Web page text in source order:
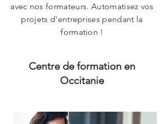
avec nos formateurs. Automatisez vos
projets d'entreprises pendant la
formation !
Centre de formation en
Occitanie